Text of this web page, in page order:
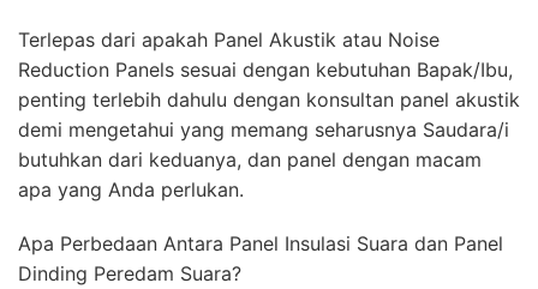
Terlepas dari apakah Panel Akustik atau Noise
Reduction Panels sesuai dengan kebutuhan Bapak/Ibu,
penting terlebih dahulu dengan konsultan panel akustik
demi mengetahui yang memang seharusnya Saudara/i
butuhkan dari keduanya, dan panel dengan macam
apa yang Anda perlukan.
Apa Perbedaan Antara Panel Insulasi Suara dan Panel
Dinding Peredam Suara?